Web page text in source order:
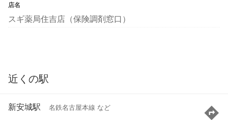
店名
スギ薬局住吉店（保険調剤窓口）
近くの駅
新安城駅 名鉄名古屋本線 など